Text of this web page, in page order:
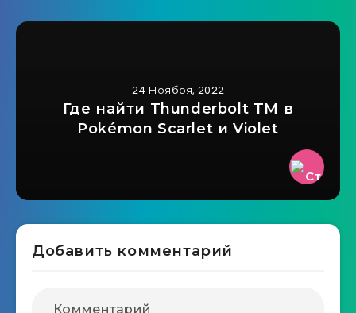
24 Ноября, 2022
Где найти Thunderbolt TM в
Pokémon Scarlet и Violet
Добавить комментарий